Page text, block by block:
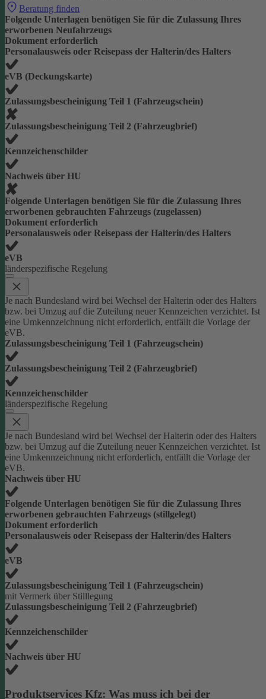
Beratung finden
Folgende Unterlagen benötigen Sie für die Zulassung Ihres
erworbenen Neufahrzeugs
Dokument erforderlich
Personalausweis oder Reisepass der Halterin/des Halters
eVB (Deckungskarte)
Zulassungsbescheinigung Teil 1 (Fahrzeugschein)
Zulassungsbescheinigung Teil 2 (Fahrzeugbrief)
Kennzeichenschilder
Nachweis über HU
Folgende Unterlagen benötigen Sie für die Zulassung Ihres
erworbenen gebrauchten Fahrzeugs (zugelassen)
Dokument erforderlich
Personalausweis oder Reisepass der Halterin/des Halters
eVB
länderspezifische Regelung
Je nach Bundesland wird bei Wechsel der Halterin oder des Halters
bzw. bei Umzug auf die Zuteilung neuer Kennzeichen verzichtet. Ist
eine Umkennzeichnung nicht erforderlich, entfällt die Vorlage der
eVB.
Zulassungsbescheinigung Teil 1 (Fahrzeugschein)
Zulassungsbescheinigung Teil 2 (Fahrzeugbrief)
Kennzeichenschilder
länderspezifische Regelung
Je nach Bundesland wird bei Wechsel der Halterin oder des Halters
bzw. bei Umzug auf die Zuteilung neuer Kennzeichen verzichtet. Ist
eine Umkennzeichnung nicht erforderlich, entfällt die Vorlage der
eVB.
Nachweis über HU
Folgende Unterlagen benötigen Sie für die Zulassung Ihres
erworbenen gebrauchten Fahrzeugs (stillgelegt)
Dokument erforderlich
Personalausweis oder Reisepass der Halterin/des Halters
eVB
Zulassungsbescheinigung Teil 1 (Fahrzeugschein)
mit Vermerk über Stilllegung
Zulassungsbescheinigung Teil 2 (Fahrzeugbrief)
Kennzeichenschilder
Nachweis über HU
Produktservices Kfz: Was muss ich bei der